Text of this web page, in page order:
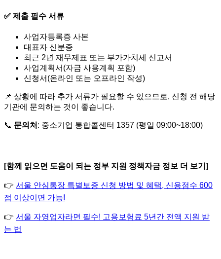
✅ 제출 필수 서류
사업자등록증 사본
대표자 신분증
최근 2년 재무제표 또는 부가가치세 신고서
사업계획서(자금 사용계획 포함)
신청서(온라인 또는 오프라인 작성)
📌 상황에 따라 추가 서류가 필요할 수 있으므로, 신청 전 해당
기관에 문의하는 것이 좋습니다.
📞 문의처 : 중소기업 통합콜센터 1357 (평일 09:00~18:00)
[함께 읽으면 도움이 되는 정부 지원 정책자금 정보 더 보기]
👉 서울 안심통장 특별보증 신청 방법 및 혜택, 신용점수 600
점 이상이면 가능!
👉 서울 자영업자라면 필수! 고용보험료 5년간 전액 지원 받
는 법